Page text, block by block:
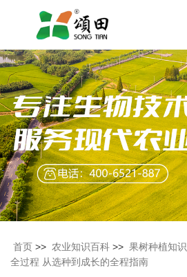
首页 >> 农业知识百科 >> 果树种植知识
全过程 从选种到成长的全程指南